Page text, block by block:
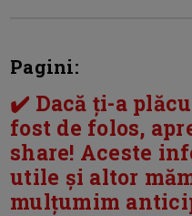
Pagini:
✔️ Dacă ți-a
fost de folos,
share! Aceste
utile și altor
mulțumim